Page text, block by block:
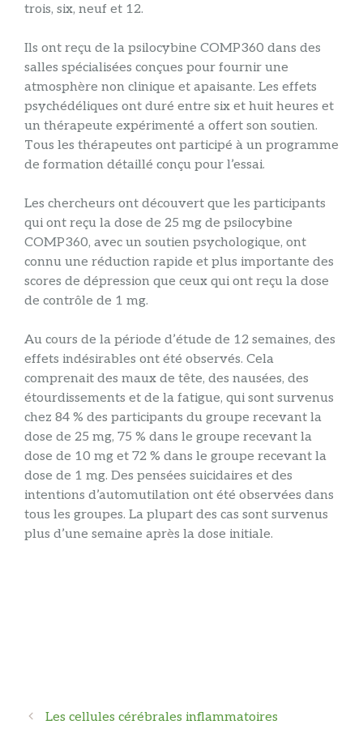
trois, six, neuf et 12.
Ils ont reçu de la psilocybine COMP360 dans des
salles spécialisées conçues pour fournir une
atmosphère non clinique et apaisante. Les effets
psychédéliques ont duré entre six et huit heures et
un thérapeute expérimenté a offert son soutien.
Tous les thérapeutes ont participé à un programme
de formation détaillé conçu pour l’essai.
Les chercheurs ont découvert que les participants
qui ont reçu la dose de 25 mg de psilocybine
COMP360, avec un soutien psychologique, ont
connu une réduction rapide et plus importante des
scores de dépression que ceux qui ont reçu la dose
de contrôle de 1 mg.
Au cours de la période d’étude de 12 semaines, des
effets indésirables ont été observés. Cela
comprenait des maux de tête, des nausées, des
étourdissements et de la fatigue, qui sont survenus
chez 84 % des participants du groupe recevant la
dose de 25 mg, 75 % dans le groupe recevant la
dose de 10 mg et 72 % dans le groupe recevant la
dose de 1 mg. Des pensées suicidaires et des
intentions d’automutilation ont été observées dans
tous les groupes. La plupart des cas sont survenus
plus d’une semaine après la dose initiale.
Navigation
Les cellules cérébrales inflammatoires